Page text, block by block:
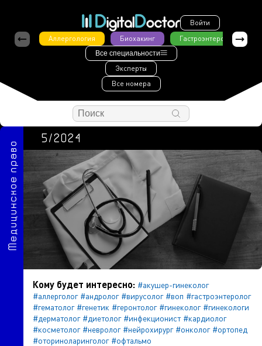
Войти
Аллергология
Биохакинг Гастроэнтерология
Все специальности
Эксперты
Все номера
Медицинское право
5/2024
Кому будет интересно: #акушер-гинеколог
#аллерголог #андролог #вирусолог #воп #гастроэнтеролог
#гематолог #генетик #геронтолог #гинеколог #гинекологи
#дерматолог #диетолог #инфекционист #кардиолог
#косметолог #невролог #нейрохирург #онколог #ортопед
#оториноларинголог #офтальмо